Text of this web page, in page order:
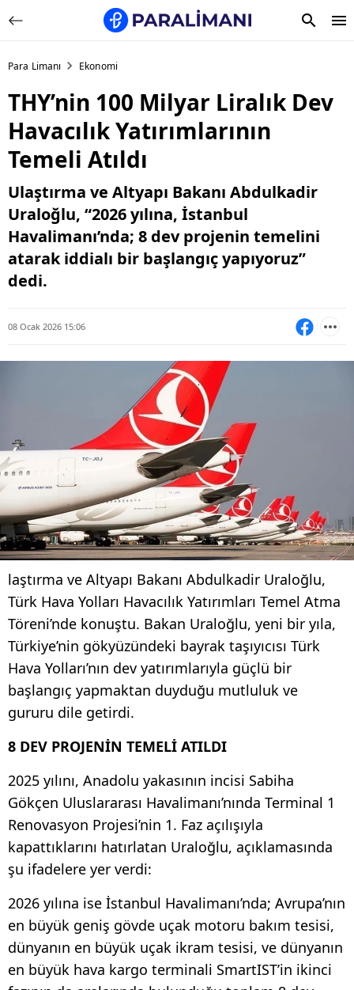
Para Limanı Ekonomi
THY’nin 100 Milyar Liralık Dev
Havacılık Yatırımlarının
Temeli Atıldı
Ulaştırma ve Altyapı Bakanı Abdulkadir
Uraloğlu, “2026 yılına, İstanbul
Havalimanı’nda; 8 dev projenin temelini
atarak iddialı bir başlangıç yapıyoruz”
dedi.
08 Ocak 2026 15:06
laştırma ve Altyapı Bakanı Abdulkadir Uraloğlu,
Türk Hava Yolları Havacılık Yatırımları Temel Atma
Töreni’nde konuştu. Bakan Uraloğlu, yeni bir yıla,
Türkiye’nin gökyüzündeki bayrak taşıyıcısı Türk
Hava Yolları’nın dev yatırımlarıyla güçlü bir
başlangıç yapmaktan duyduğu mutluluk ve
gururu dile getirdi.
8 DEV PROJENİN TEMELİ ATILDI
2025 yılını, Anadolu yakasının incisi Sabiha
Gökçen Uluslararası Havalimanı’nında Terminal 1
Renovasyon Projesi’nin 1. Faz açılışıyla
kapattıklarını hatırlatan Uraloğlu, açıklamasında
şu ifadelere yer verdi:
2026 yılına ise İstanbul Havalimanı’nda; Avrupa’nın
en büyük geniş gövde uçak motoru bakım tesisi,
dünyanın en büyük uçak ikram tesisi, ve dünyanın
en büyük hava kargo terminali SmartIST’in ikinci